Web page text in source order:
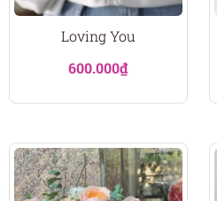
Loving You
600.000₫